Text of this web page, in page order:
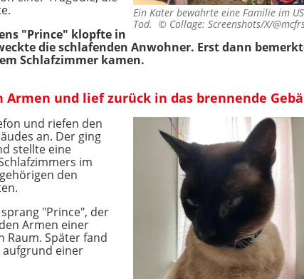
Ein Kater bewahrte eine Familie im
Tod. © Collage: Screenshots/X/
"Prince" klopfte in
die schlafenden Anwohner. Erst dann
Schlafzimmer kamen.
Armen und lief zurück in das brennende
und riefen den
an. Der ging
stellte eine
im
den
"Prince", der
Armen einer
Raum. Später fand
aufgrund einer